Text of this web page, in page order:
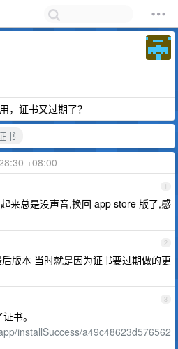
，证书又过期了？
书
+08:00
1
来总是没声音,换回 app store 版了,感
2
版本 当时就是因为证书要过期做的更
3
书。
installSuccess/a49c48623d576562